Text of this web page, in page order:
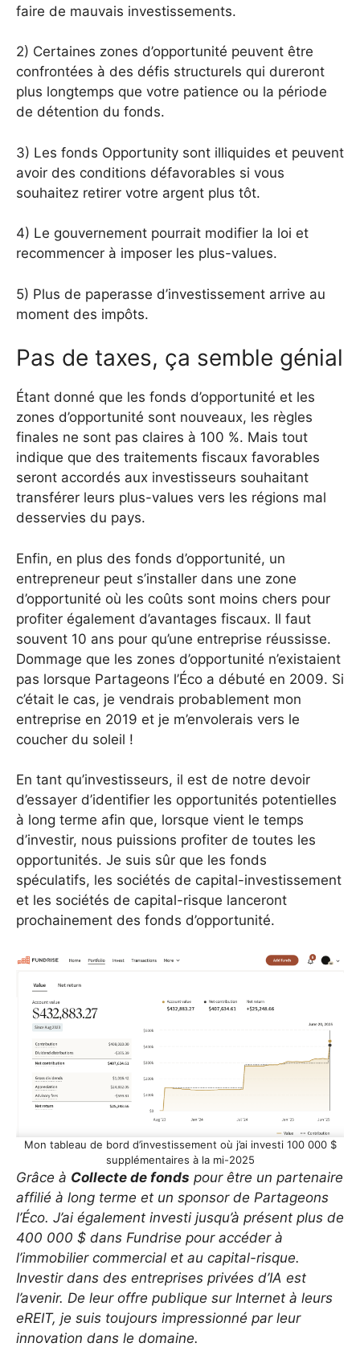
faire de mauvais investissements.
2) Certaines zones d’opportunité peuvent être
confrontées à des défis structurels qui dureront
plus longtemps que votre patience ou la période
de détention du fonds.
3) Les fonds Opportunity sont illiquides et peuvent
avoir des conditions défavorables si vous
souhaitez retirer votre argent plus tôt.
4) Le gouvernement pourrait modifier la loi et
recommencer à imposer les plus-values.
5) Plus de paperasse d’investissement arrive au
moment des impôts.
Pas de taxes, ça semble génial
Étant donné que les fonds d’opportunité et les
zones d’opportunité sont nouveaux, les règles
finales ne sont pas claires à 100 %. Mais tout
indique que des traitements fiscaux favorables
seront accordés aux investisseurs souhaitant
transférer leurs plus-values ​​vers les régions mal
desservies du pays.
Enfin, en plus des fonds d’opportunité, un
entrepreneur peut s’installer dans une zone
d’opportunité où les coûts sont moins chers pour
profiter également d’avantages fiscaux. Il faut
souvent 10 ans pour qu’une entreprise réussisse.
Dommage que les zones d’opportunité n’existaient
pas lorsque Partageons l’Éco a débuté en 2009. Si
c’était le cas, je vendrais probablement mon
entreprise en 2019 et je m’envolerais vers le
coucher du soleil !
En tant qu’investisseurs, il est de notre devoir
d’essayer d’identifier les opportunités potentielles
à long terme afin que, lorsque vient le temps
d’investir, nous puissions profiter de toutes les
opportunités. Je suis sûr que les fonds
spéculatifs, les sociétés de capital-investissement
et les sociétés de capital-risque lanceront
prochainement des fonds d’opportunité.
Mon tableau de bord d’investissement où j’ai investi 100 000 $
supplémentaires à la mi-2025
Grâce à Collecte de fonds pour être un partenaire
affilié à long terme et un sponsor de Partageons
l’Éco. J’ai également investi jusqu’à présent plus de
400 000 $ dans Fundrise pour accéder à
l’immobilier commercial et au capital-risque.
Investir dans des entreprises privées d’IA est
l’avenir. De leur offre publique sur Internet à leurs
eREIT, je suis toujours impressionné par leur
innovation dans le domaine.